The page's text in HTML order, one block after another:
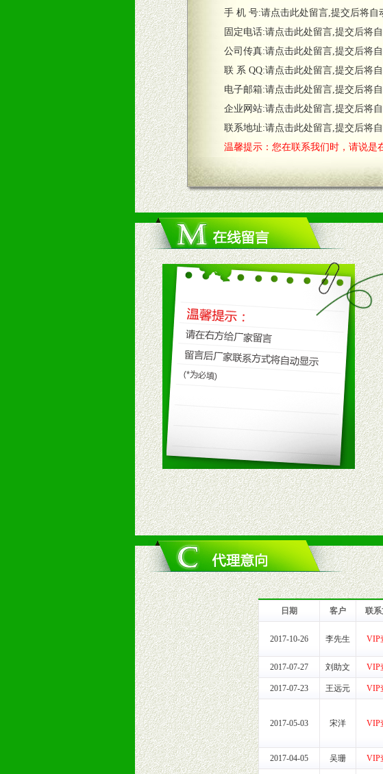
五、退换货制度
1、给予前期市场操作一定比例退换货政策。
2、对于临期，滞销品给予一定比例调换政策。
六、服务优势
1、完善的信息服务咨询中心：本着对代理商负责的态
2、售后服务：突发性产品问题或消费者意见反馈，我
3、我们时刻整理各区销售情况，帮您诊断、分析市场
七、招商代理（全国各地）
1、认同我们的经营理念。
2、具备较好商业信誉和资金实力。
3、具备区域内良好的终端网点和销售渠道。
4、具备一定业务团队能力覆盖区域的流通渠道，孕婴
5、具备较强的市场操作意识，投入意识和配合意识。
八、品牌产品
1、不断提升品牌的知名度，美誉度。
2、不断开创新产品不断满足消费者的新需求及适应市
九、加盟优势
1、广告企划支持：产品手册、POP宣传画、三折页及
场武器。
2、市场保护支持：供优质产品，全套合法经营手续，
3、对代理商、经销商提供公司资执证明复印件，财务
4、营销技术支持：因地制宜，采取方案，专家顾问团
5、返利奖励支持：累计进货奖励，年终完成任务返利。
6、售后服务支持：营销全程跟踪服务，提供企划、咨
7、退换货支持：诚信为本的退换货保障制度，使经销
十、代理条件
1、拥有婴幼儿产品经销网络，营养品或保健食品相关
2、认同公司产品及经营理念，有良好的商业道德，良
3、严格按照统一最低渠道价格，统一最低零售价销售
4、具有一定的资金实力，良好的商业信誉，具备地理
5、为维护区域经销商利益，不得窜货。
十一、公司支持
1、免费人员培训支持
由销售明星、业务拓展能手、专业营养师、儿童营养
2、终端宣传品支持
提供全国统一的产品手册、妈妈手册、VI手册、专柜、
3、大型促销活动支持
根据市场开发需要，为代理商、经销商提供活动策划，
专业的孕婴童媒体、杂志、直销目录等全国性投放，扩
专业的孕婴童媒体、杂志、直销目录等全国性投放，
4、专业完善的售后服务支持
手 机 号:请点击此处留言,提交后将自
固定电话:请点击此处留言,提交后将
公司传真:请点击此处留言,提交后将
联 系 QQ:请点击此处留言,提交后将
电子邮箱:请点击此处留言,提交后将
企业网站:请点击此处留言,提交后将
联系地址:请点击此处留言,提交后将
温馨提示：您在联系我们时，请说是
日期 客户 联
2017-10-26 李先生 VIP
2017-07-27 刘助文 VIP
2017-07-23 王远元 VIP
2017-05-03 宋洋 VIP
2017-04-05 吴珊 VIP